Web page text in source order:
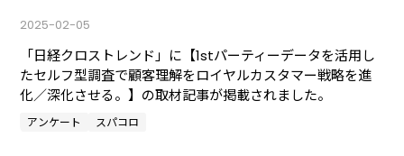
2025-02-05
「日経クロストレンド」に【1stパーティーデータを活用し
たセルフ型調査で顧客理解をロイヤルカスタマー戦略を進
化／深化させる。】の取材記事が掲載されました。
アンケート スパコロ